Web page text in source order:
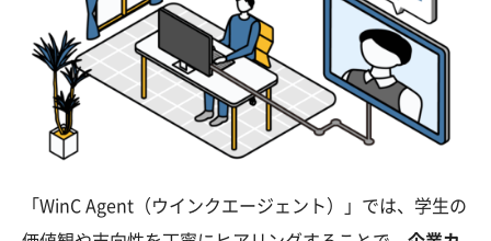
「WinC Agent（ウインクエージェント）」では、学生の